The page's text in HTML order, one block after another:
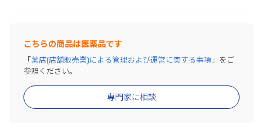
こちらの商品は医薬品です
専門家に相談
「 薬店(店舗販売業)による管理および運営に関する事項 」をご
参照ください。